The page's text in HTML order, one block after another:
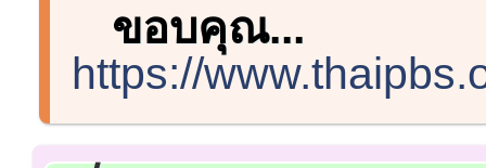
ขอบคุณ...
https://